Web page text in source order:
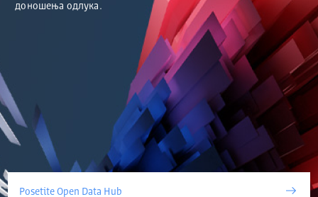
доношења одлука.
Posetite Open Data Hub